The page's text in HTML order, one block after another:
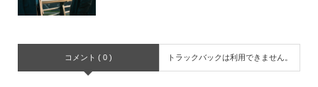
コメント ( 0 ) トラックバックは利用できません。